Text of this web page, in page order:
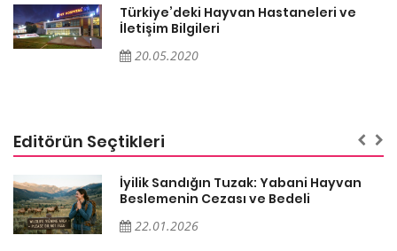
Türkiye’deki Hayvan Hastaneleri ve
İletişim Bilgileri
20.05.2020
Editörün Seçtikleri
İyilik Sandığın Tuzak: Yabani Hayvan
Beslemenin Cezası ve Bedeli
22.01.2026